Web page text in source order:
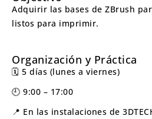
Adquirir las bases de ZBrush
listos para imprimir.
Organización y Práctica
🗓️ 5 días (lunes a viernes)
🕘 9:00 – 17:00
📍 En las instalaciones de